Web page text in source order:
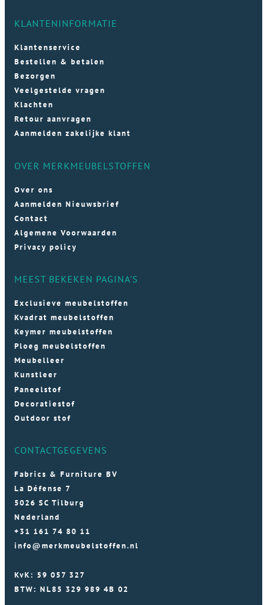
KLANTENINFORMATIE
Klantenservice
Bestellen & betalen
Bezorgen
Veelgestelde vragen
Klachten
Retour aanvragen
Aanmelden zakelijke klant
OVER MERKMEUBELSTOFFEN
Over ons
Aanmelden Nieuwsbrief
Contact
Algemene Voorwaarden
Privacy policy
MEEST BEKEKEN PAGINA'S
Exclusieve meubelstoffen
Kvadrat meubelstoffen
Keymer meubelstoffen
Ploeg meubelstoffen
Meubelleer
Kunstleer
Paneelstof
Decoratiestof
Outdoor stof
CONTACTGEGEVENS
Fabrics & Furniture BV
La Défense 7
5026 SC Tilburg
Nederland
+31 161 74 80 11
info@merkmeubelstoffen.nl
KvK: 59 057 327
BTW: NL85 329 989 4B 02